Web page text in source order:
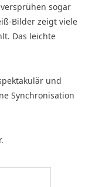
sogar
Bilder zeigt viele
Das leichte
und
Synchronisation